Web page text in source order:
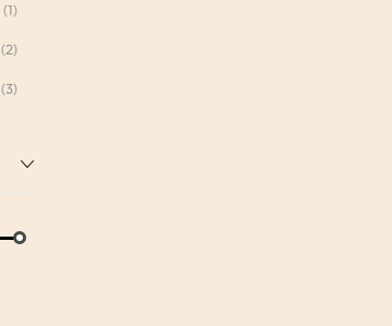
(1)
(2)
(3)